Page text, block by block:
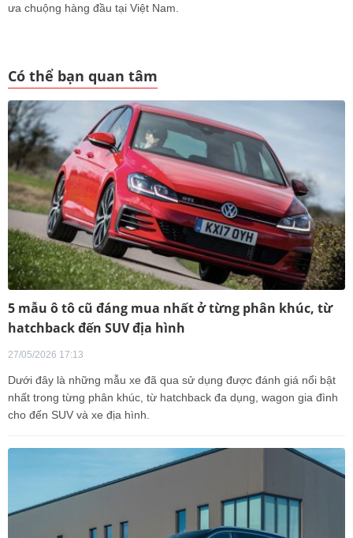
ưa chuộng hàng đầu tại Việt Nam.
Có thể bạn quan tâm
5 mẫu ô tô cũ đáng mua nhất ở từng phân khúc, từ
hatchback đến SUV địa hình
27/05/2026 17:13
Dưới đây là những mẫu xe đã qua sử dụng được đánh giá nổi bật
nhất trong từng phân khúc, từ hatchback đa dụng, wagon gia đình
cho đến SUV và xe địa hình.